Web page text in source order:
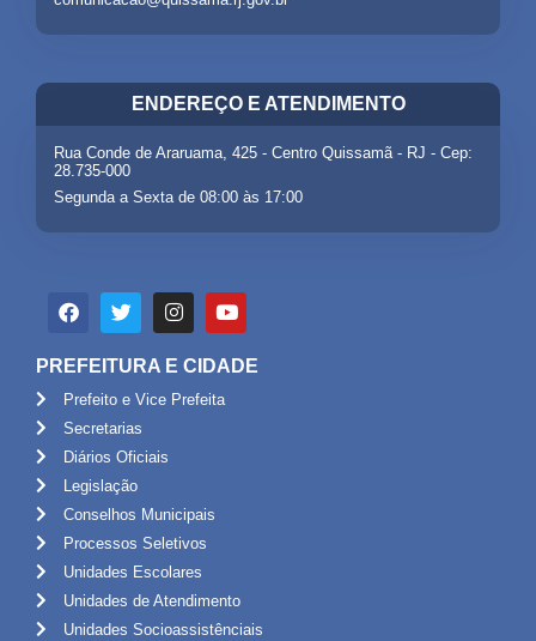
ENDEREÇO E ATENDIMENTO
Rua Conde de Araruama, 425 - Centro Quissamã - RJ - Cep:
28.735-000
Segunda a Sexta de 08:00 às 17:00
PREFEITURA E CIDADE
Prefeito e Vice Prefeita
Secretarias
Diários Oficiais
Legislação
Conselhos Municipais
Processos Seletivos
Unidades Escolares
Unidades de Atendimento
Unidades Socioassistênciais